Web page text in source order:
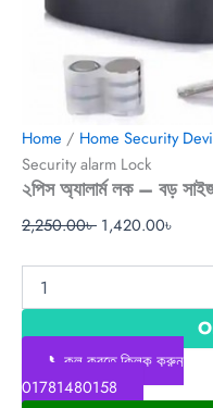
Home / Home Security
Security alarm Lock
২পিস অ্যালার্ম লক – বড়
2,250.00৳ 1,420.00৳
📞কল করতে ক্লিক করুন
01781480158